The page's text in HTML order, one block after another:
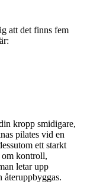
att det finns fem
kropp smidigare,
pilates vid en
ett starkt
om kontroll,
letar upp
återuppbyggas.